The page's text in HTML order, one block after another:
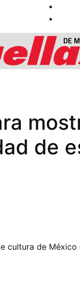
de
cultura de